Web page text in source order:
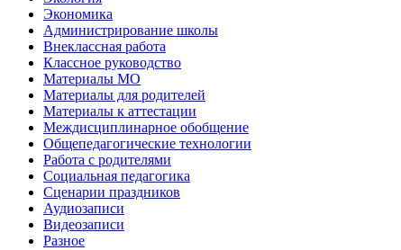
Экономика
Администрирование школы
Внеклассная работа
Классное руководство
Материалы МО
Материалы для родителей
Материалы к аттестации
Междисциплинарное обобщение
Общепедагогические технологии
Работа с родителями
Социальная педагогика
Сценарии праздников
Аудиозаписи
Видеозаписи
Разное